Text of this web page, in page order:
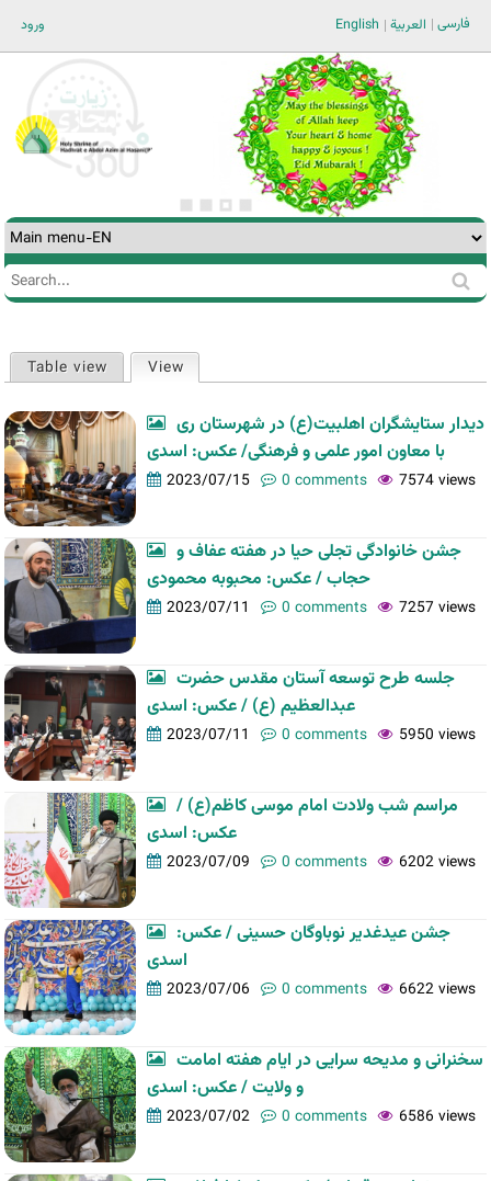
ورود فارسی العربية English
Search
Search
tabs
Table view View
دیدار ستایشگران اهلبیت(ع) در شهرستان ری
با معاون امور علمی و فرهنگی/ عکس: اسدی
2023/07/15 0 comments 7574 views
جشن خانوادگی تجلی حیا در هفته عفاف و
حجاب / عکس: محبوبه محمودی
2023/07/11 0 comments 7257 views
جلسه طرح توسعه آستان مقدس حضرت
عبدالعظیم (ع) / عکس: اسدی
2023/07/11 0 comments 5950 views
مراسم شب ولادت امام موسی کاظم(ع) /
عکس: اسدی
2023/07/09 0 comments 6202 views
جشن عیدغدیر نوباوگان حسینی / عکس:
اسدی
2023/07/06 0 comments 6622 views
سخنرانی و مدیحه سرایی در ایام هفته امامت
و ولایت / عکس: اسدی
2023/07/02 0 comments 6586 views